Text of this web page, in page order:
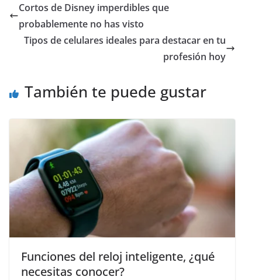
Cortos de Disney imperdibles que
probablemente no has visto
Tipos de celulares ideales para destacar en tu
profesión hoy
También te puede gustar
Funciones del reloj inteligente, ¿qué
necesitas conocer?